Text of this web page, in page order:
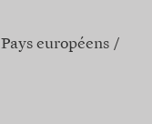
Pays européens